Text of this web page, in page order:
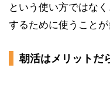
という使い方ではな
するために使うことが
朝活はメリットだ